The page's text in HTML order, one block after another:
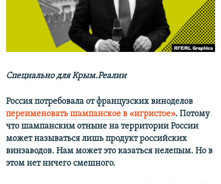
ПОБЕДИТЕЛЕЙ НЕ СУДЯТ?
КРЫМ.НЕПОКОРЕННЫЙ
ПРИСОЕДИНЯЙТЕСЬ!
Все сайты RFE/RL
Специально для Крым.Реалии
Россия потребовала от французских виноделов
переименовать шампанское в «игристое». Потому
что шампанским отныне на территории России
может называться лишь продукт российских
винзаводов. Нам может это казаться нелепым. Но в
этом нет ничего смешного.